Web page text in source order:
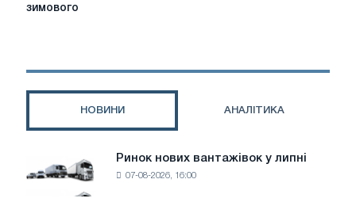
продовжувати
періоду.
зимового
НОВИНИ АНАЛІТИКА
Ринок
нових
вантажівок
Ринок нових вантажівок у липні
07-08-2026, 16:00